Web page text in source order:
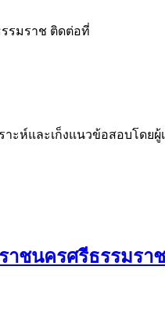
รมราช ติดต่อที่
ะห์และเก็งแนวข้อสอบโดย
าชนครศรีธรรมราช